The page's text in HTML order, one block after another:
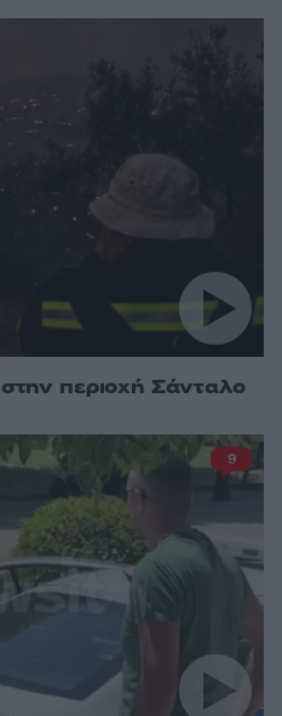
περιοχή Σάνταλο
9